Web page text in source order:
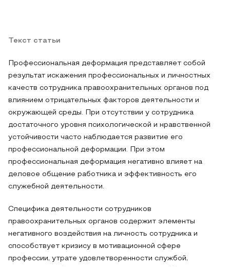
Текст статьи
Профессиональная деформация представляет собой
результат искажения профессиональных и личностных
качеств сотрудника правоохранительных органов под
влиянием отрицательных факторов деятельности и
окружающей среды. При отсутствии у сотрудника
достаточного уровня психологической и нравственной
устойчивости часто наблюдается развитие его
профессиональной деформации. При этом
профессиональная деформация негативно влияет на
деловое общение работника и эффективность его
служебной деятельности.
Специфика деятельности сотрудников
правоохранительных органов содержит элементы
негативного воздействия на личность сотрудника и
способствует кризису в мотивационной сфере
профессии, утрате удовлетворенности службой,